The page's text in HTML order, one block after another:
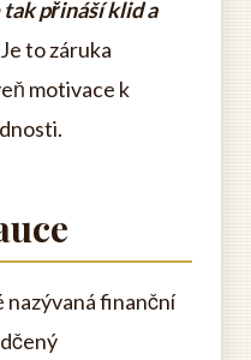
přináší klid a
Je to záruka
motivace k
nazývaná finanční